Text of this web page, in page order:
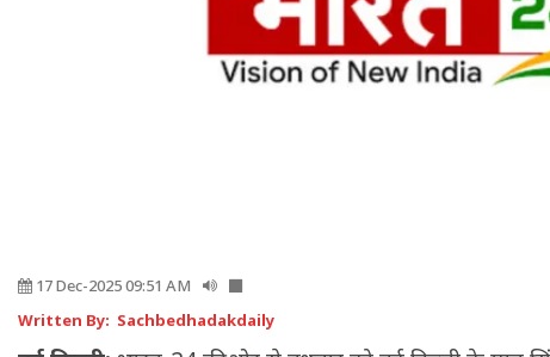
17 Dec-2025 09:51 AM
Written By: Sachbedhadakdaily